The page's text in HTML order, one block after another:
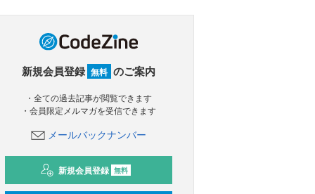
新規会員登録 無料 のご案内
・全ての過去記事が閲覧できます
・会員限定メルマガを受信できます
メールバックナンバー
新規会員登録 無料